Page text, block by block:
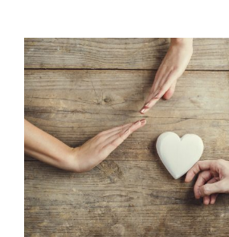
Quiero una iglesia
no quiero una
Artículos